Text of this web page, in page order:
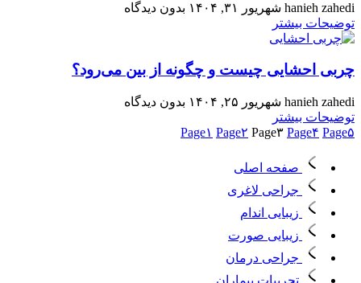
hanieh zahedi شهریور ۳۱, ۱۴۰۴
بدون دیدگاه
توضیحات بیشتر
چربی احشایی چیست و چگونه از بین می‌رود؟
hanieh zahedi شهریور ۲۵, ۱۴۰۴
بدون دیدگاه
توضیحات بیشتر
Page۱ Page۲ Page۳ Page۴ Page۵
صفحه اصلی
جراحی لاغری
زیبایی اندام
زیبایی صورت
جراحی درمان
تجربیات بیماران